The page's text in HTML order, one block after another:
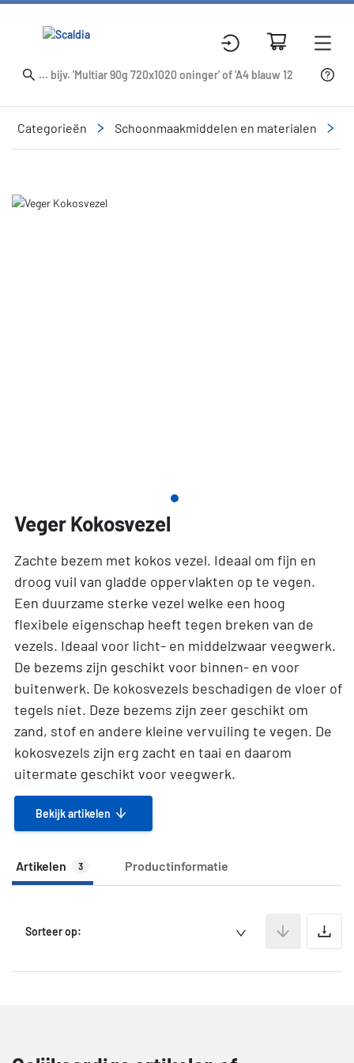
Categorieën Schoonmaakmiddelen en materialen
Slide 1 of 1
Veger Kokosvezel
Zachte bezem met kokos vezel. Ideaal om fijn en
droog vuil van gladde oppervlakten op te vegen.
Een duurzame sterke vezel welke een hoog
flexibele eigenschap heeft tegen breken van de
vezels. Ideaal voor licht- en middelzwaar veegwerk.
De bezems zijn geschikt voor binnen- en voor
buitenwerk. De kokosvezels beschadigen de vloer of
tegels niet. Deze bezems zijn zeer geschikt om
zand, stof en andere kleine vervuiling te vegen. De
kokosvezels zijn erg zacht en taai en daarom
uitermate geschikt voor veegwerk.
Bekijk artikelen
Artikelen 3 Productinformatie
Sorteer op: